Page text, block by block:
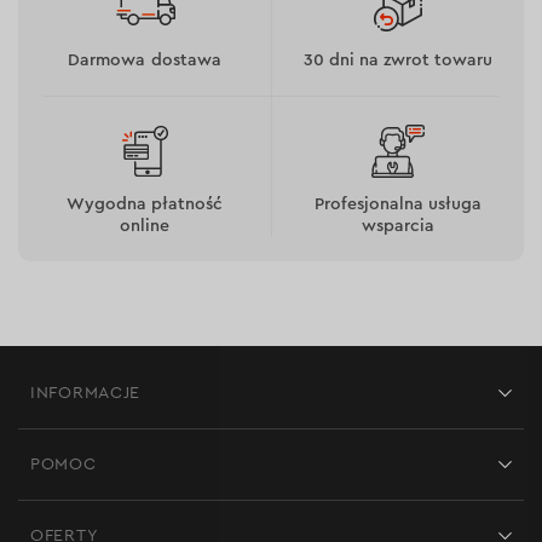
Pozwala na wysoką prędkość cięcia.
Utrzymuje obciążenie cieplne na niskim poziomie.
Minimalizuje powstawanie zadziorów, zmniejszając
koszty dodatkowej obróbki.
Jest wyposażona w metalowy pierścień do
Darmowa dostawa 30 dni na zwrot towaru
Wygodna płatność
online
Profesjonalna usługa
wsparcia
INFORMACJE
POMOC
OFERTY